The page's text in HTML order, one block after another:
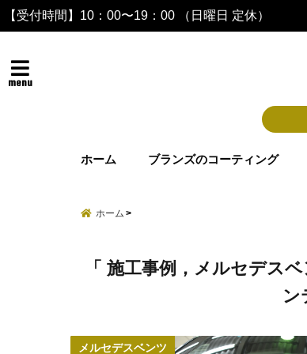
【受付時間】10：00〜19：00 （日曜日 定休）
menu
ホーム ブランズのコーティング
ホーム
「 施工事例，メルセデス
ン
メルセデスベンツ